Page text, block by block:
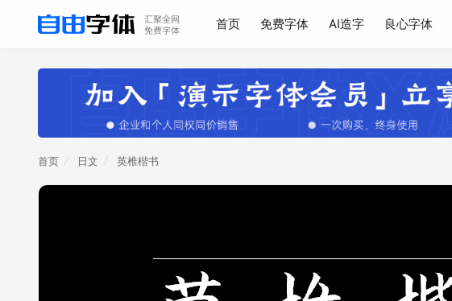
首页 免费字体 AI造字 良心字体
首页 日文 英椎楷书